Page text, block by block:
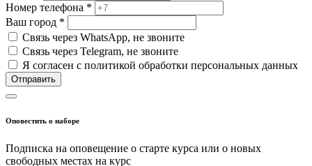
Номер телефона *
Ваш город *
Cвязь через WhatsApp, не звоните
Cвязь через Telegram, не звоните
Я согласен с политикой обработки персональных данных
Отправить
Оповестить о наборе
Подписка на оповещение о старте курса или о новых
свободных местах на курс